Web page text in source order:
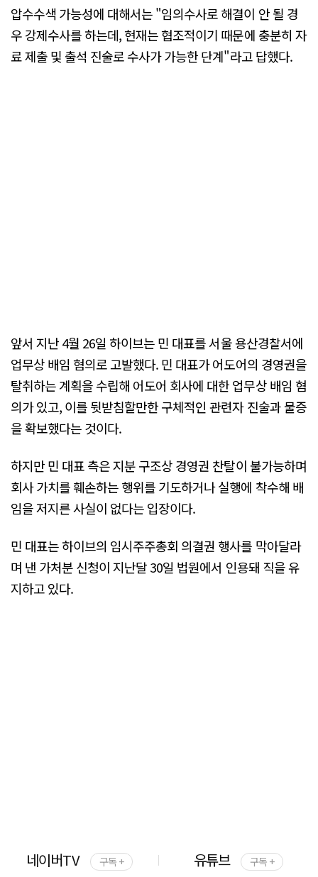
압수수색 가능성에 대해서는 "임의수사로 해결이 안 될 경
우 강제수사를 하는데, 현재는 협조적이기 때문에 충분히 자
료 제출 및 출석 진술로 수사가 가능한 단계"라고 답했다.
앞서 지난 4월 26일 하이브는 민 대표를 서울 용산경찰서에
업무상 배임 혐의로 고발했다. 민 대표가 어도어의 경영권을
탈취하는 계획을 수립해 어도어 회사에 대한 업무상 배임 혐
의가 있고, 이를 뒷받침할만한 구체적인 관련자 진술과 물증
을 확보했다는 것이다.
하지만 민 대표 측은 지분 구조상 경영권 찬탈이 불가능하며
회사 가치를 훼손하는 행위를 기도하거나 실행에 착수해 배
임을 저지른 사실이 없다는 입장이다.
민 대표는 하이브의 임시주주총회 의결권 행사를 막아달라
며 낸 가처분 신청이 지난달 30일 법원에서 인용돼 직을 유
지하고 있다.
네이버TV 구독 + 유튜브 구독 +